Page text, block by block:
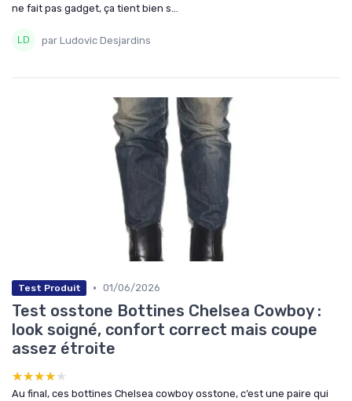
ne fait pas gadget, ça tient bien s...
par Ludovic Desjardins
Test Produit • 01/06/2026
Test osstone Bottines Chelsea Cowboy :
look soigné, confort correct mais coupe
assez étroite
★★★★★
★★★★★
Au final, ces bottines Chelsea cowboy osstone, c’est une paire qui